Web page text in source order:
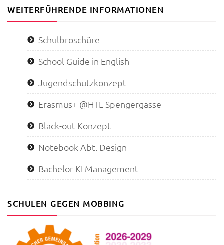
WEITERFÜHRENDE INFORMATIONEN
Schulbroschüre
School Guide in English
Jugendschutzkonzept
Erasmus+ @HTL Spengergasse
Black-out Konzept
Notebook Abt. Design
Bachelor KI Management
SCHULEN GEGEN MOBBING